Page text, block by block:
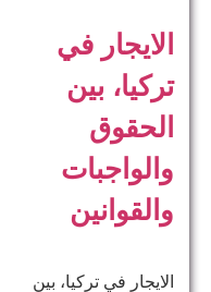
الايجار في
تركيا، بين
الحقوق
والواجبات
والقوانين
الايجار في تركيا، بين